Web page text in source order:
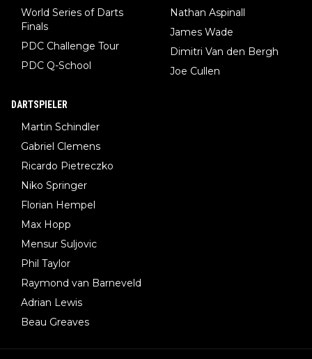
World Series of Darts
Finals
PDC Challenge Tour
PDC Q-School
Nathan Aspinall
James Wade
Dimitri Van den Bergh
Joe Cullen
DARTSPIELER
Martin Schindler
Gabriel Clemens
Ricardo Pietreczko
Niko Springer
Florian Hempel
Max Hopp
Mensur Suljovic
Phil Taylor
Raymond van Barneveld
Adrian Lewis
Beau Greaves